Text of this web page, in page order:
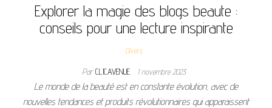
Explorer la magie des blogs beaute :
conseils pour une lecture inspirante
Divers
ParCLICAVENUE 1 novembre 2023
Le monde de la beauté est en constante évolution, avec de
nouvelles tendances et produits révolutionnaires qui apparaissent